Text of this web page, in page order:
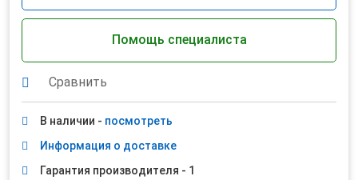
Помощь специалиста
Сравнить
В наличии - посмотреть
Информация о доставке
Гарантия производителя - 1